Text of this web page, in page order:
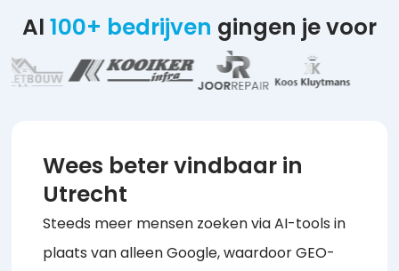
Al 100+ bedrijven gingen je voor
Wees beter vindbaar in
Utrecht
Steeds meer mensen zoeken via AI-tools in
plaats van alleen Google, waardoor GEO-